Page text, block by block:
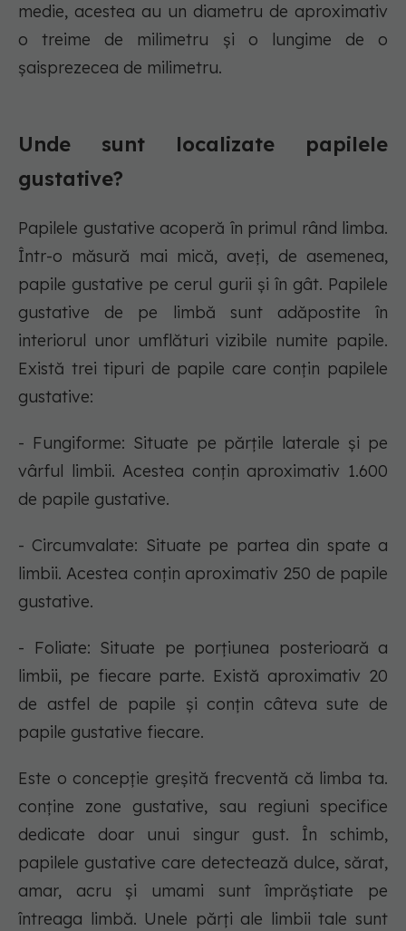
medie, acestea au un diametru de aproximativ
o treime de milimetru și o lungime de o
șaisprezecea de milimetru.
Unde sunt localizate papilele
gustative?
Papilele gustative acoperă în primul rând limba.
Într-o măsură mai mică, aveți, de asemenea,
papile gustative pe cerul gurii și în gât. Papilele
gustative de pe limbă sunt adăpostite în
interiorul unor umflături vizibile numite papile.
Există trei tipuri de papile care conțin papilele
gustative:
- Fungiforme: Situate pe părțile laterale și pe
vârful limbii. Acestea conțin aproximativ 1.600
de papile gustative.
- Circumvalate: Situate pe partea din spate a
limbii. Acestea conțin aproximativ 250 de papile
gustative.
- Foliate: Situate pe porțiunea posterioară a
limbii, pe fiecare parte. Există aproximativ 20
de astfel de papile și conțin câteva sute de
papile gustative fiecare.
Este o concepție greșită frecventă că limba ta.
conține zone gustative, sau regiuni specifice
dedicate doar unui singur gust. În schimb,
papilele gustative care detectează dulce, sărat,
amar, acru și umami sunt împrăștiate pe
întreaga limbă. Unele părți ale limbii tale sunt